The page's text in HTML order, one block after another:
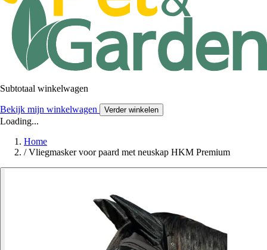
Subtotaal winkelwagen
Bekijk mijn winkelwagen Verder winkelen
Loading...
Home
/ Vliegmasker voor paard met neuskap HKM Premium